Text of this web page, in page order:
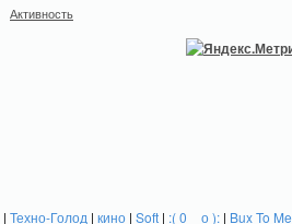
Активность
| Техно-Голод | кино| Soft| :( 0 _ о ):| Bux To Me